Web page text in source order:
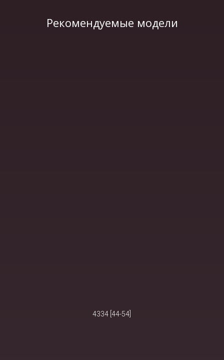
Рекомендуемые модели
4334 [44-54]